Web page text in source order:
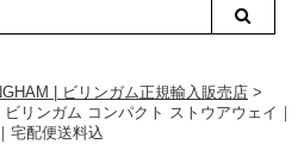
| ビリンガム正規輸入販売店 >
リンガム コンパクト ストウアウェイ｜
宅配便送料込